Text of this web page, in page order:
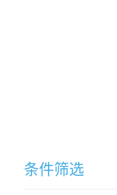
条件筛选